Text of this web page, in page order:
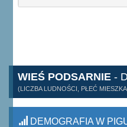
WIEŚ PODSARNIE -
(LICZBA LUDNOŚCI, PŁEĆ
DEMOGRAFIA W